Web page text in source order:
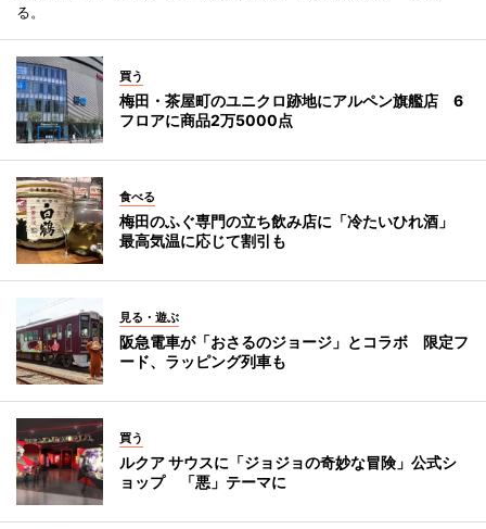
る。
買う
梅田・茶屋町のユニクロ跡地にアルペン旗艦店 6
フロアに商品2万5000点
食べる
梅田のふぐ専門の立ち飲み店に「冷たいひれ酒」
最高気温に応じて割引も
見る・遊ぶ
阪急電車が「おさるのジョージ」とコラボ 限定フ
ード、ラッピング列車も
買う
ルクア サウスに「ジョジョの奇妙な冒険」公式シ
ョップ 「悪」テーマに